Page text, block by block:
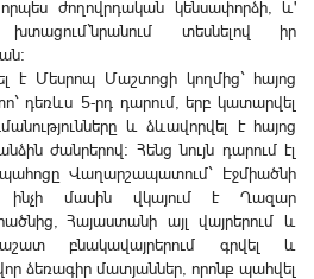
ժողովրդական կենսափորձի, և'
տեսնելով իր
է Մեսրոպ Մաշտոցի կողմից` հայոց
դեռևս 5-րդ դարում, երբ կատարվել
և ձևավորվել է հայոց
ժանրերով: Հենց նույն դարում էլ
Վաղարշապատում` Էջմիածնի
ինչի մասին վկայում է Ղազար
Հայաստանի այլ վայրերում և
բնակավայրերում գրվել և
ձեռագիր մատյաններ, որոնք պահվել